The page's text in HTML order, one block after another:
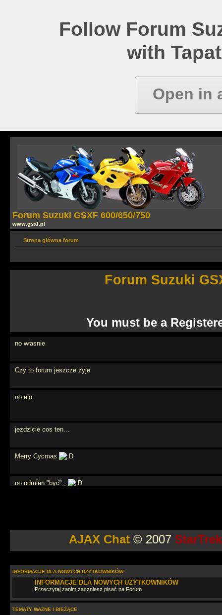
Follow Forum
with
Open in
Forum Suzuki GSXF 600/650/750
www.gsxf.pl
Strona główna forum
Forum Suzuki
You must be a
no własnie
Czy to forum jeszcze żyje
no elo
jezdzicie cos ten...
Merry Cycmas
no odmien "być",,
moze powtórzymy angielski?
na na na na
AJAX Chat© 2007
INFORMACJE DLA NOWYCH UŻYTKOWNIKÓW
INFORMACJE DLA NOWYCH UŻYTKOWNIKÓW
Przeczytaj zanim zaczniesz pisać na Forum
TEMATY WAŻNE I BIEŻĄCE